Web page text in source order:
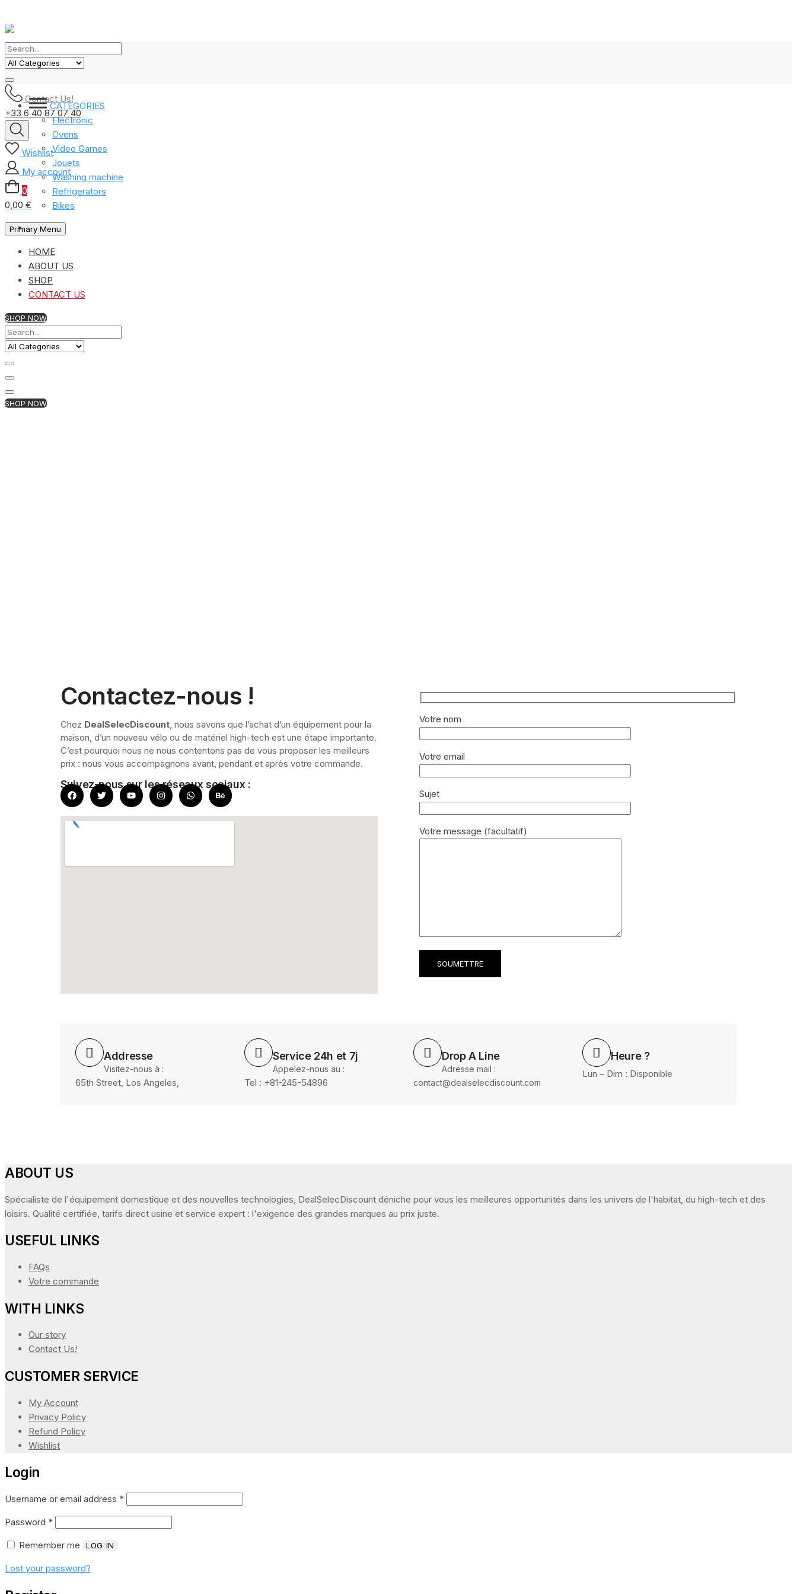
Contact Us!
+33 6 40 87 07 40
Wishlist
My account
0
0,00 €
CATEGORIES
Electronic
Ovens
Video Games
Jouets
Washing machine
Refrigerators
Bikes
Primary Menu
HOME
ABOUT US
SHOP
CONTACT US
SHOP NOW
SHOP NOW
Contactez-nous !
Chez DealSelecDiscount, nous savons que l’achat d’un équipement pour la
maison, d’un nouveau vélo ou de matériel high-tech est une étape importante.
C’est pourquoi nous ne nous contentons pas de vous proposer les meilleurs
prix : nous vous accompagnons avant, pendant et après votre commande.
Suivez-nous sur les réseaux sociaux :
Votre nom
Votre email
Sujet
Votre message (facultatif)
Addresse
Visitez-nous à :
65th Street, Los Angeles,
Service 24h et 7j
Appelez-nous au :
Tel : +81-245-54896
Drop A Line
Adresse mail :
contact@dealselecdiscount.com
Heure ?
Lun – Dim : Disponible
ABOUT US
Spécialiste de l'équipement domestique et des nouvelles technologies, DealSelecDiscount déniche pour vous les meilleures opportunités dans les univers de l'habitat, du high-tech et des
loisirs. Qualité certifiée, tarifs direct usine et service expert : l'exigence des grandes marques au prix juste.
USEFUL LINKS
FAQs
Votre commande
WITH LINKS
Our story
Contact Us!
CUSTOMER SERVICE
My Account
Privacy Policy
Refund Policy
Wishlist
Login
Username or email address *
Password *
Remember me LOG IN
Lost your password?